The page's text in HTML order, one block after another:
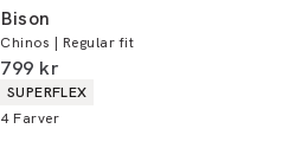
Bison
Chinos | Regular fit
I alt (inkl. rabat)
799 kr
Produkt egenskaber
SUPERFLEX
4 Farver